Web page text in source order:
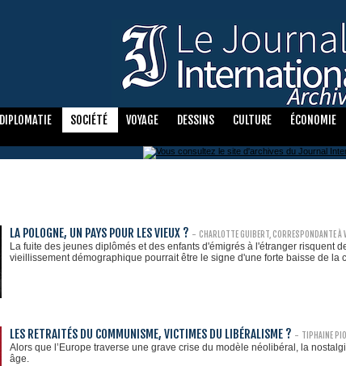
DIPLOMATIE SOCIÉTÉ VOYAGE DESSINS CULTURE ÉCONOMIE
LA POLOGNE, UN PAYS POUR LES VIEUX ? - CHARLOTTE GUIBERT, CORRESPONDANTE
La fuite des jeunes diplômés et des enfants d'émigrés à l'étranger risquent
vieillissement démographique pourrait être le signe d'une forte baisse de la
LES RETRAITÉS DU COMMUNISME, VICTIMES DU LIBÉRALISME ? - TIPHAINE
Alors que l’Europe traverse une grave crise du modèle néolibéral, la
âge.